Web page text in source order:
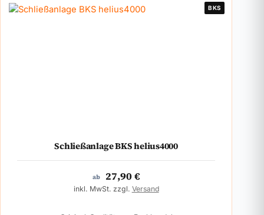
BKS
Schließanlage BKS helius4000
ab 27,90€
inkl. MwSt. zzgl. Versand